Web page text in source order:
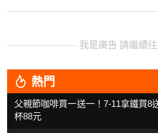
我是廣告 請繼續
熱門
父親節咖啡買一送一！7-11拿鐵買
杯88元